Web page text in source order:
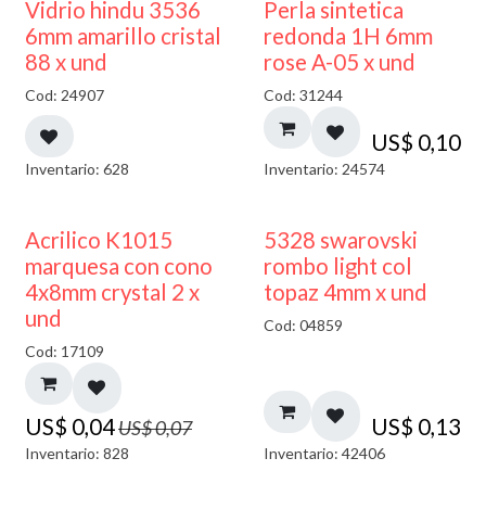
Vidrio hindu 3536
6mm amarillo cristal
88 x und
Cod: 24907
Inventario: 628
Perla sintetica
redonda 1H 6mm
rose A-05 x und
Cod: 31244
US$ 0,10
Inventario: 24574
50% DESCUENTO
Acrilico K1015
marquesa con cono
4x8mm crystal 2 x
und
Cod: 17109
US$ 0,04US$0,07
Inventario: 828
5328 swarovski
rombo light col
topaz 4mm x und
Cod: 04859
US$ 0,13
Inventario: 42406